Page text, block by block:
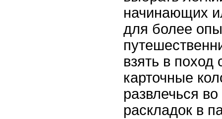
начинающих
для более
взять в
карточные
развлечься
раскладок в